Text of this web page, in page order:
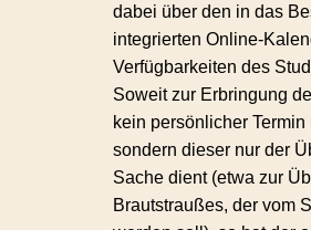
dabei über den in das
integrierten Online-
Verfügbarkeiten des
Soweit zur Erbringung
kein persönlicher
sondern dieser nur der
Sache dient (etwa zur
Brautstraußes, der vom